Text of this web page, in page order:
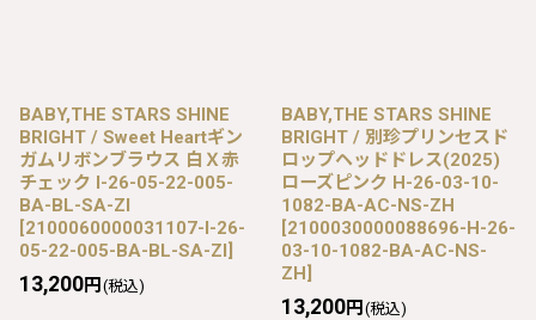
BABY,THE STARS SHINE
BRIGHT / Sweet Heartギン
ガムリボンブラウス 白Ｘ赤
チェック I-26-05-22-005-
BA-BL-SA-ZI
[2100060000031107-I-26-
05-22-005-BA-BL-SA-ZI]
13,200円 (税込)
BABY,THE STARS SHINE
BRIGHT / 別珍プリンセスド
ロップヘッドドレス(2025)
ローズピンク H-26-03-10-
1082-BA-AC-NS-ZH
[2100030000088696-H-26-
03-10-1082-BA-AC-NS-
ZH]
13,200円 (税込)